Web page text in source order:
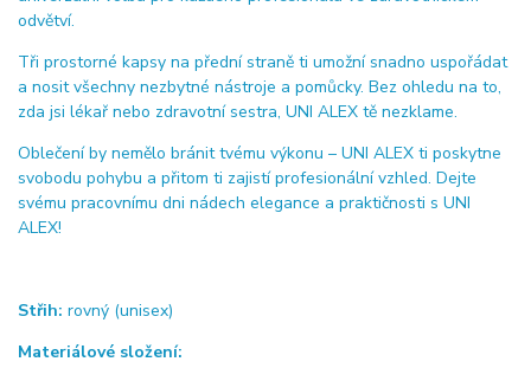
odvětví.
Tři prostorné kapsy na přední straně ti umožní snadno uspořádat
a nosit všechny nezbytné nástroje a pomůcky. Bez ohledu na to,
zda jsi lékař nebo zdravotní sestra, UNI ALEX tě nezklame.
Oblečení by nemělo bránit tvému výkonu – UNI ALEX ti poskytne
svobodu pohybu a přitom ti zajistí profesionální vzhled. Dejte
svému pracovnímu dni nádech elegance a praktičnosti s UNI
ALEX!
Střih: rovný (unisex)
Materiálové složení: